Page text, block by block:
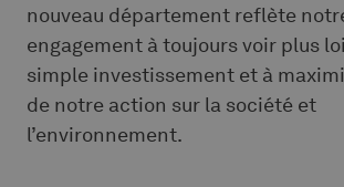
nouveau département reflète
engagement à toujours voir plus
simple investissement et à
de notre action sur la société et
l’environnement.